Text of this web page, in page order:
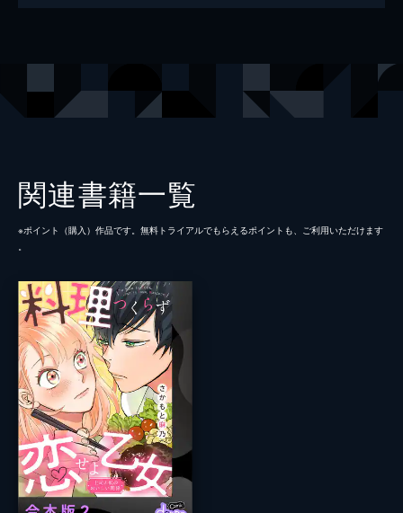
関連書籍一覧
※ポイント（購⼊）作品です。無料トライアルでもらえるポイントも、ご利⽤いただけます
。